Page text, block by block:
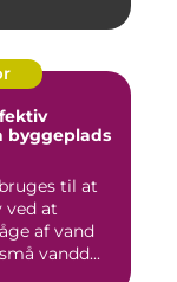
byggeplads
til at
ved at
af vand
vandd...